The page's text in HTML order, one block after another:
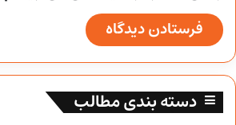
دسته بندی مطالب